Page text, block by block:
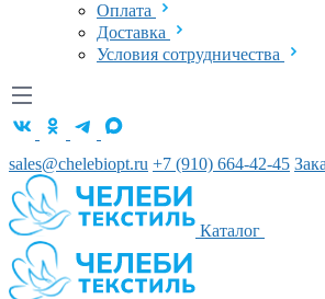
Оплата
Доставка
Условия сотрудничества
sales@chelebiopt.ru +7 (910) 664-42-45
Каталог